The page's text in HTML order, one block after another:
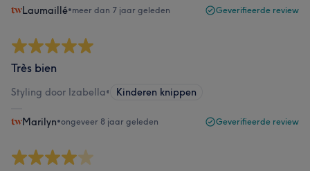
Laumaillé•meer dan 7 jaar geleden Geverifieerde review
Très bien
Styling door Izabella• Kinderen knippen
Marilyn•ongeveer 8 jaar geleden Geverifieerde review